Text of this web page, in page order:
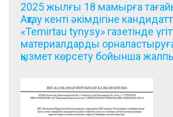
2025 жылғы 18 мамырға
Ақтау кенті әкімдігіне
«Temirtau tynysy» газетінде
материалдарды
қызмет көрсету бойынша